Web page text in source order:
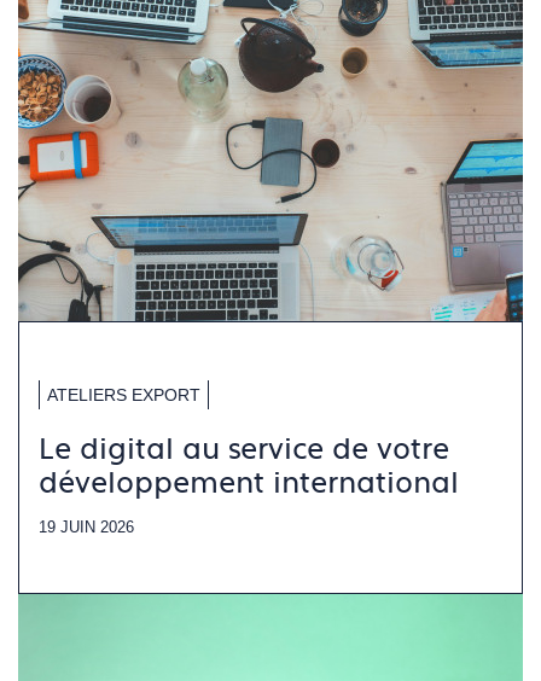
ATELIERS EXPORT
Le digital au service de votre
développement international
19 JUIN 2026